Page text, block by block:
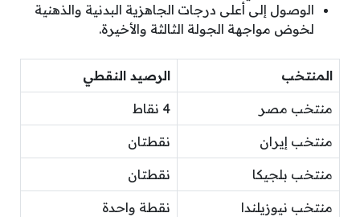
الوصول إلى أعلى درجات الجاهزية البدنية والذهنية
لخوض مواجهة الجولة الثالثة والأخيرة.
المنتخب الرصيد النقطي
منتخب مصر 4 نقاط
منتخب إيران نقطتان
منتخب بلجيكا نقطتان
منتخب نيوزيلندا نقطة واحدة